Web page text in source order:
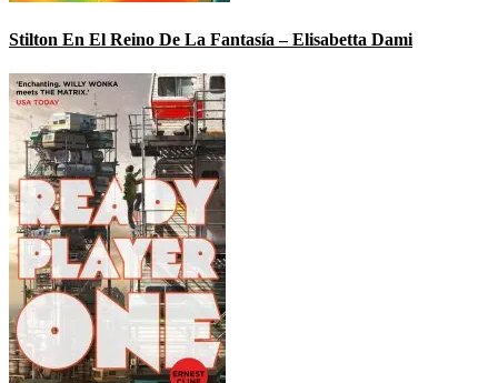
Stilton En El Reino De La Fantasía – Elisabetta Dami